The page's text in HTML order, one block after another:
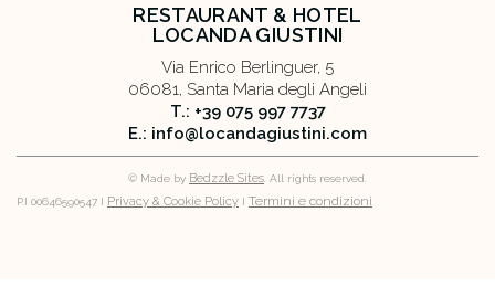
RESTAURANT & HOTEL
LOCANDA GIUSTINI
Via Enrico Berlinguer, 5
06081, Santa Maria degli Angeli
T.: +39 075 997 7737
E.: info@locandagiustini.com
© Made by Bedzzle Sites . All rights reserved.
P.I 00646590547 I Privacy & Cookie Policy I Termini e condizioni